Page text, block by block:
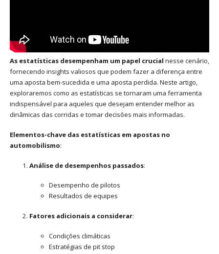
As estatísticas desempenham um papel crucial nesse cenário,
fornecendo insights valiosos que podem fazer a diferença entre
uma aposta bem-sucedida e uma aposta perdida. Neste artigo,
exploraremos como as estatísticas se tornaram uma ferramenta
indispensável para aqueles que desejam entender melhor as
dinâmicas das corridas e tomar decisões mais informadas.
Elementos-chave das estatísticas em apostas no
automobilismo:
Análise de desempenhos passados:
Desempenho de pilotos
Resultados de equipes
Fatores adicionais a considerar:
Condições climáticas
Estratégias de pit stop